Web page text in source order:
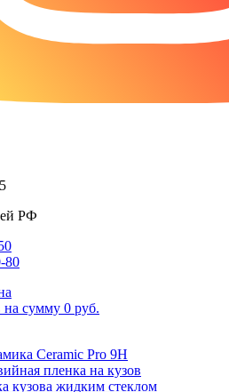
РФ
80
на сумму 0 руб.
Ceramic Pro 9H
пленка на кузов
кузова жидким стеклом